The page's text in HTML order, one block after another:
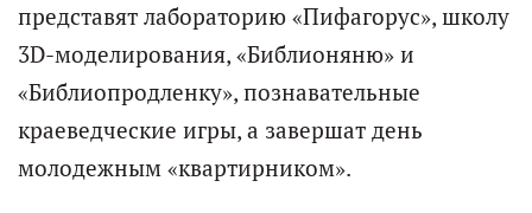
представят лабораторию «Пифагорус», школу
3D-моделирования, «Библионяню» и
«Библиопродленку», познавательные
краеведческие игры, а завершат день
молодежным «квартирником».